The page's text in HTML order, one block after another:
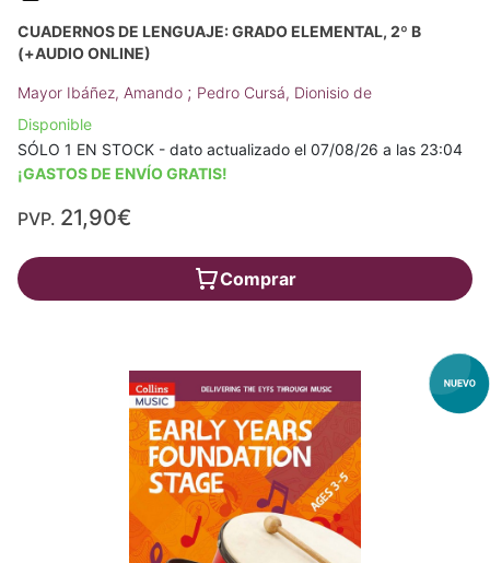
CUADERNOS DE LENGUAJE: GRADO ELEMENTAL, 2º B
(+AUDIO ONLINE)
Mayor Ibáñez, Amando ; Pedro Cursá, Dionisio de
Disponible
SÓLO 1 EN STOCK - dato actualizado el 07/08/26 a las 23:04
¡GASTOS DE ENVÍO GRATIS!
PVP. 21,90€
Comprar